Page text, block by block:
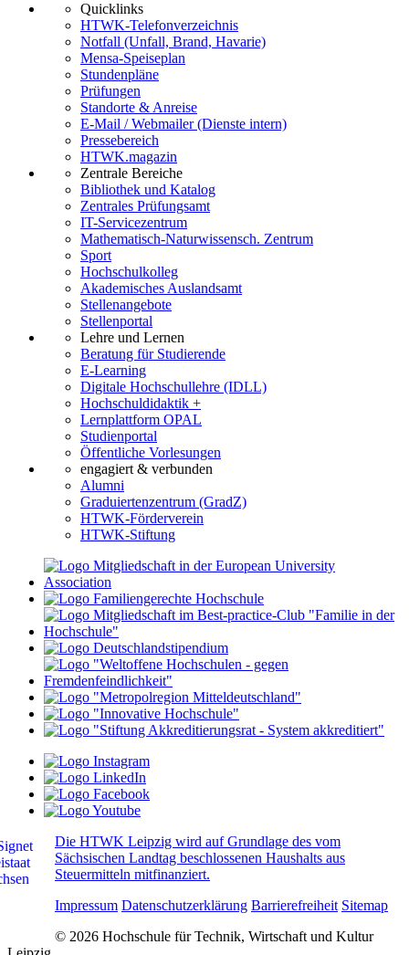
Quicklinks
HTWK-Telefonverzeichnis
Notfall (Unfall, Brand, Havarie)
Mensa-Speiseplan
Stundenpläne
Prüfungen
Standorte & Anreise
E-Mail / Webmailer (Dienste intern)
Pressebereich
HTWK.magazin
Zentrale Bereiche
Bibliothek und Katalog
Zentrales Prüfungsamt
IT-Servicezentrum
Mathematisch-Naturwissensch. Zentrum
Sport
Hochschulkolleg
Akademisches Auslandsamt
Stellenangebote
Stellenportal
Lehre und Lernen
Beratung für Studierende
E-Learning
Digitale Hochschullehre (IDLL)
Hochschuldidaktik +
Lernplattform OPAL
Studienportal
Öffentliche Vorlesungen
engagiert & verbunden
Alumni
Graduiertenzentrum (GradZ)
HTWK-Förderverein
HTWK-Stiftung
Die HTWK Leipzig wird auf Grundlage des vom
Sächsischen Landtag beschlossenen Haushalts aus
Steuermitteln mitfinanziert.
Impressum Datenschutzerklärung Barrierefreiheit Sitemap
© 2026 Hochschule für Technik, Wirtschaft und Kultur